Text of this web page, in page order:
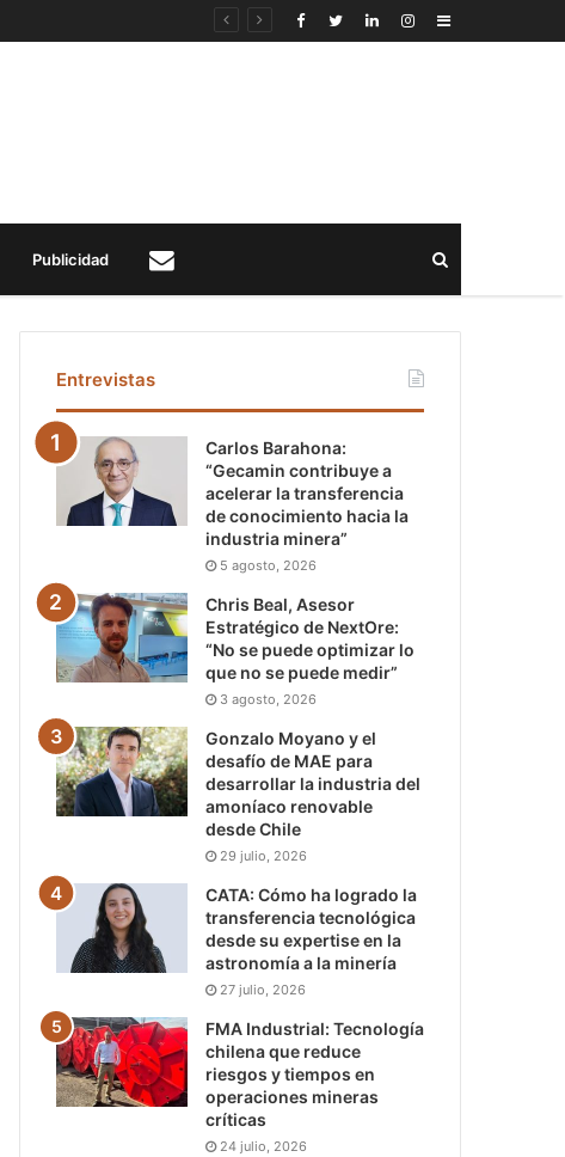
Sidebar
Publicidad
Entrevistas
Carlos Barahona:
“Gecamin contribuye a
acelerar la transferencia
de conocimiento hacia la
industria minera”
5 agosto, 2026
Chris Beal, Asesor
Estratégico de NextOre:
“No se puede optimizar lo
que no se puede medir”
3 agosto, 2026
Gonzalo Moyano y el
desafío de MAE para
desarrollar la industria del
amoníaco renovable
desde Chile
29 julio, 2026
CATA: Cómo ha logrado la
transferencia tecnológica
desde su expertise en la
astronomía a la minería
27 julio, 2026
FMA Industrial: Tecnología
chilena que reduce
riesgos y tiempos en
operaciones mineras
críticas
24 julio, 2026